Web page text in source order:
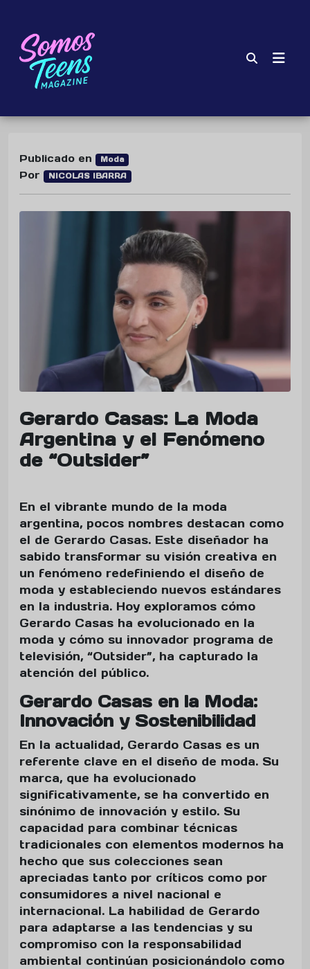
Publicado en Moda
Por NICOLAS IBARRA
Gerardo Casas: La Moda
Argentina y el Fenómeno
de “Outsider”
En el vibrante mundo de la moda
argentina, pocos nombres destacan como
el de Gerardo Casas. Este diseñador ha
sabido transformar su visión creativa en
un fenómeno redefiniendo el diseño de
moda y estableciendo nuevos estándares
en la industria. Hoy exploramos cómo
Gerardo Casas ha evolucionado en la
moda y cómo su innovador programa de
televisión, “Outsider”, ha capturado la
atención del público.
Gerardo Casas en la Moda:
Innovación y Sostenibilidad
En la actualidad, Gerardo Casas es un
referente clave en el diseño de moda. Su
marca, que ha evolucionado
significativamente, se ha convertido en
sinónimo de innovación y estilo. Su
capacidad para combinar técnicas
tradicionales con elementos modernos ha
hecho que sus colecciones sean
apreciadas tanto por críticos como por
consumidores a nivel nacional e
internacional. La habilidad de Gerardo
para adaptarse a las tendencias y su
compromiso con la responsabilidad
ambiental continúan posicionándolo como